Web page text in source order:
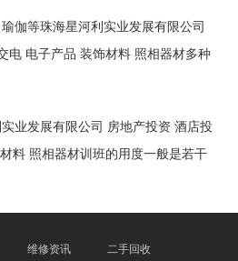
伽等珠海星河利实业发展有限公司
电 电子产品 装饰材料 照相器材多种
业发展有限公司 房地产投资 酒店投
料 照相器材训班的用度一般是若干
维修资讯 二手回收